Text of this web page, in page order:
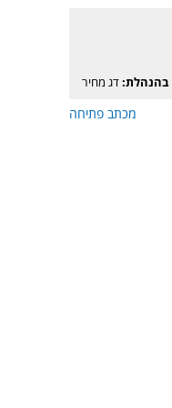
בהנהלת:דג מחיר
מכתב פתיחה